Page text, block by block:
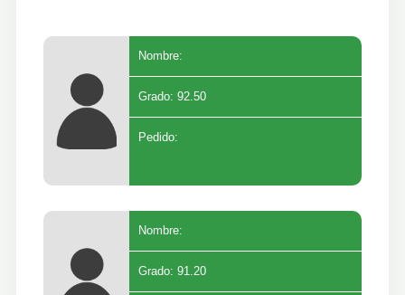
Nombre:
Grado: 92.50
Pedido:
Nombre:
Grado: 91.20